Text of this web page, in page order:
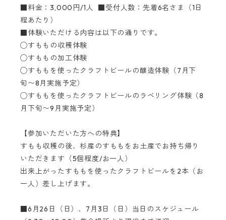
■料金：3,000円/1人 ■受付人数：先着6名さま（1日
程あたり）
■体験いただける内容は以下の通りです。
◯すももの収穫体験
◯すももの加工体験
◯すももを使ったクラフトビールの醸造体験（7月下
旬〜8月実施予定）
◯すももを使ったクラフトビールのラベリング体験（8
月下旬〜9月実施予定）
【参加いただいた方への特典】
すもも収穫の後、杉産のすももをお土産でお持ち帰り
いただきます（5個程度/お一人）
出来上がったすももを使ったクラフトビールを2本（お
一人）差し上げます。
■6月26日（日）、7月3日（日）当日のスケジュール